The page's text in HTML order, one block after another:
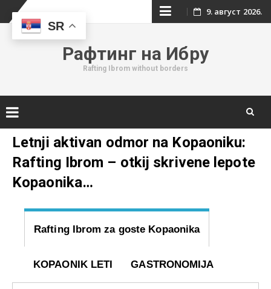
Skip
content
9. август 2026.
Рафтинг на Ибру
Rafting Ibrom without borders
Skip
content
Letnji aktivan odmor na Kopaoniku:
Rafting Ibrom – otkij skrivene lepote
Kopaonika…
Rafting Ibrom za goste Kopaonika
KOPAONIK LETI GASTRONOMIJA
SR